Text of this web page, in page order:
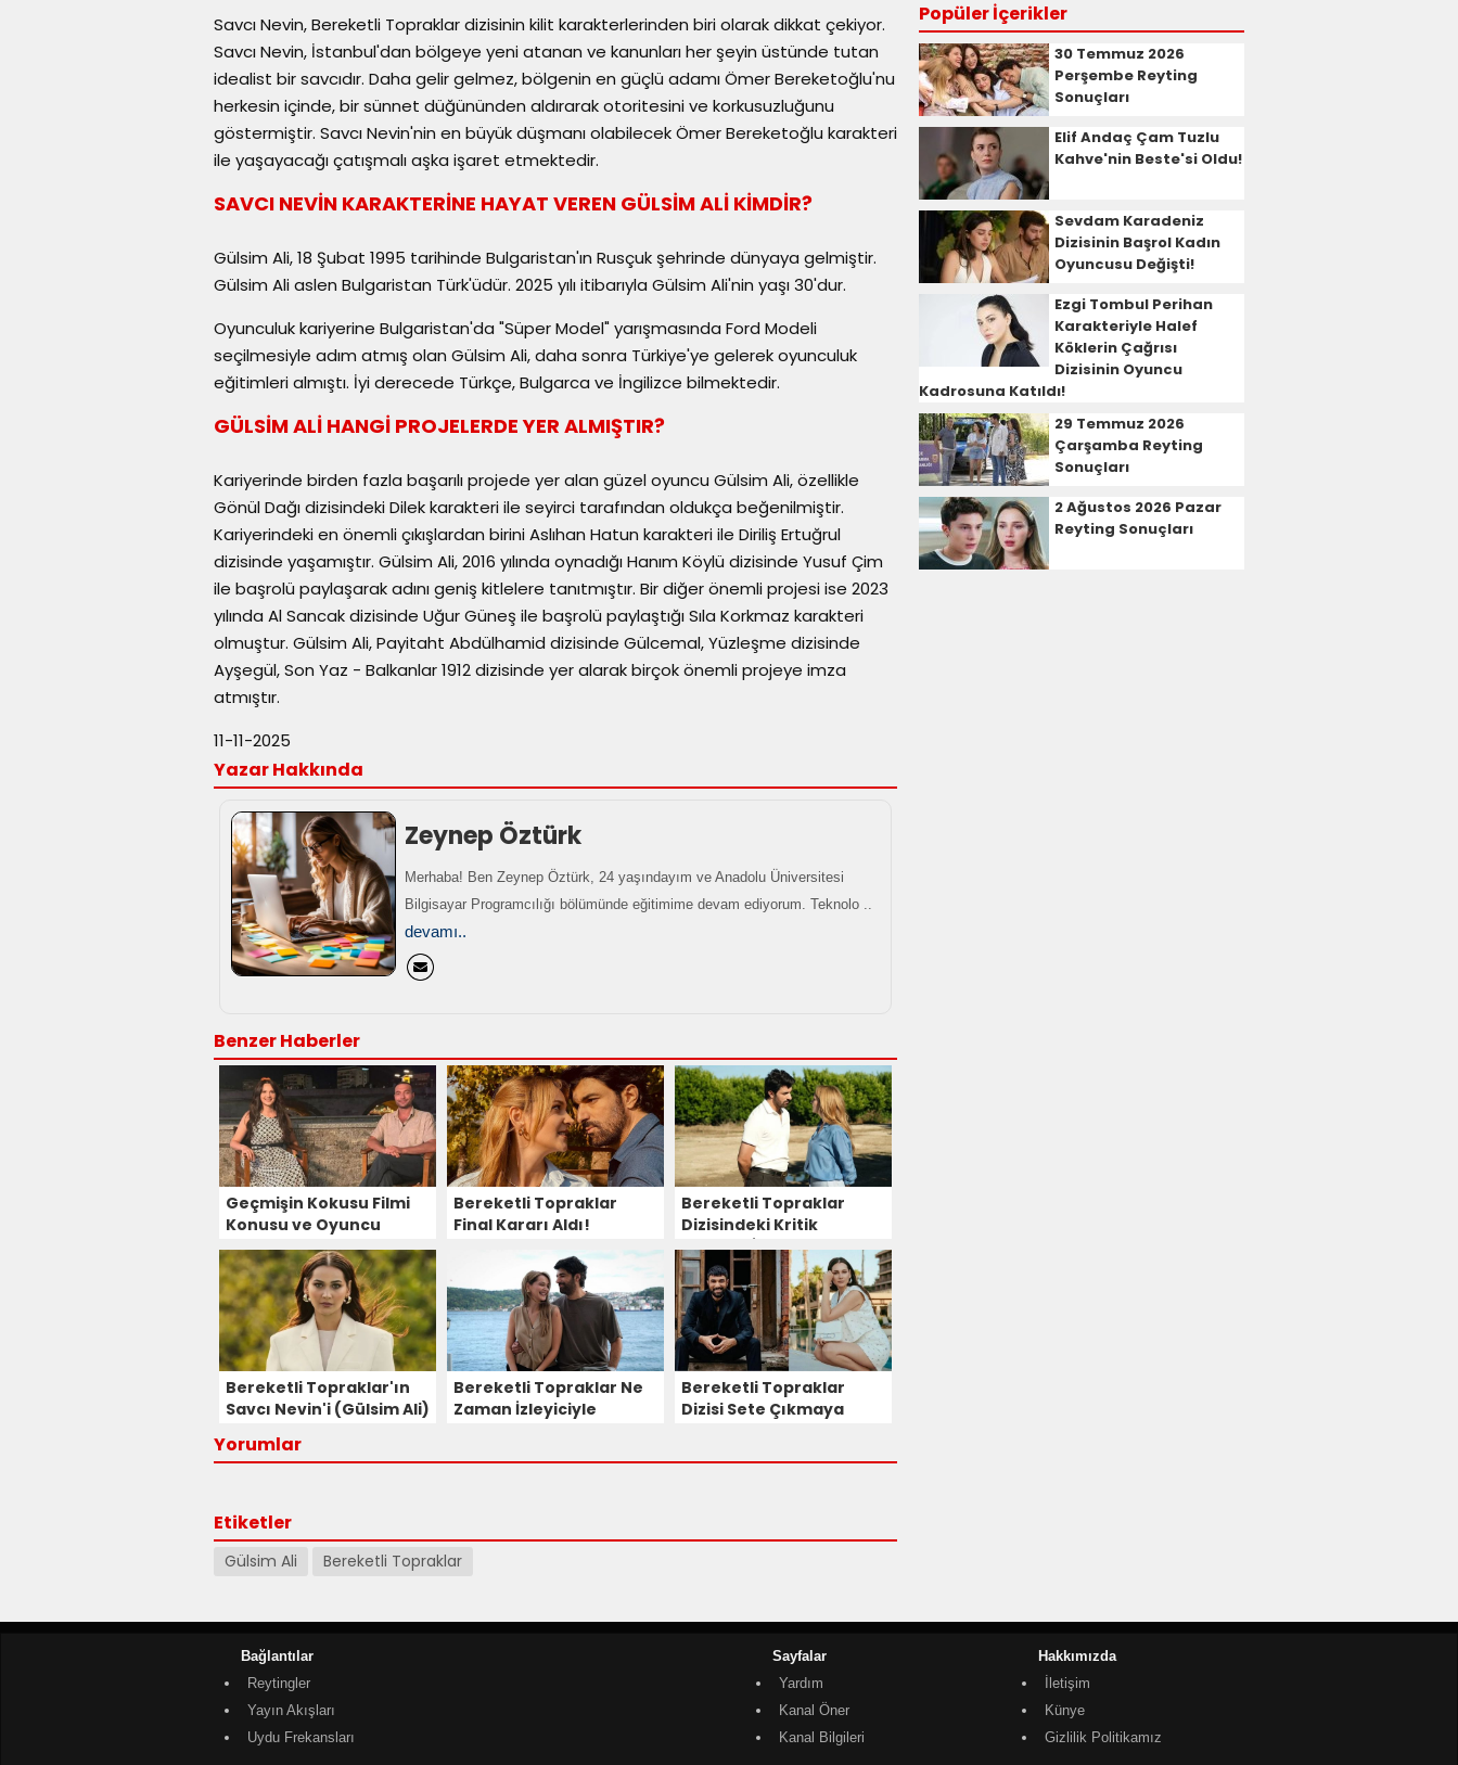
Savcı Nevin, Bereketli Topraklar dizisinin kilit karakterlerinden biri olarak dikkat çekiyor.
Savcı Nevin, İstanbul'dan bölgeye yeni atanan ve kanunları her şeyin üstünde tutan
idealist bir savcıdır. Daha gelir gelmez, bölgenin en güçlü adamı Ömer Bereketoğlu'nu
herkesin içinde, bir sünnet düğününden aldırarak otoritesini ve korkusuzluğunu
göstermiştir. Savcı Nevin'nin en büyük düşmanı olabilecek Ömer Bereketoğlu karakteri
ile yaşayacağı çatışmalı aşka işaret etmektedir.
SAVCI NEVİN KARAKTERİNE HAYAT VEREN GÜLSİM ALİ KİMDİR?
Gülsim Ali, 18 Şubat 1995 tarihinde Bulgaristan'ın Rusçuk şehrinde dünyaya gelmiştir.
Gülsim Ali aslen Bulgaristan Türk'üdür. 2025 yılı itibarıyla Gülsim Ali'nin yaşı 30'dur.
Oyunculuk kariyerine Bulgaristan'da "Süper Model" yarışmasında Ford Modeli
seçilmesiyle adım atmış olan Gülsim Ali, daha sonra Türkiye'ye gelerek oyunculuk
eğitimleri almıştı. İyi derecede Türkçe, Bulgarca ve İngilizce bilmektedir.
GÜLSİM ALİ HANGİ PROJELERDE YER ALMIŞTIR?
Kariyerinde birden fazla başarılı projede yer alan güzel oyuncu Gülsim Ali, özellikle
Gönül Dağı dizisindeki Dilek karakteri ile seyirci tarafından oldukça beğenilmiştir.
Kariyerindeki en önemli çıkışlardan birini Aslıhan Hatun karakteri ile Diriliş Ertuğrul
dizisinde yaşamıştır. Gülsim Ali, 2016 yılında oynadığı Hanım Köylü dizisinde Yusuf Çim
ile başrolü paylaşarak adını geniş kitlelere tanıtmıştır. Bir diğer önemli projesi ise 2023
yılında Al Sancak dizisinde Uğur Güneş ile başrolü paylaştığı Sıla Korkmaz karakteri
olmuştur. Gülsim Ali, Payitaht Abdülhamid dizisinde Gülcemal, Yüzleşme dizisinde
Ayşegül, Son Yaz - Balkanlar 1912 dizisinde yer alarak birçok önemli projeye imza
atmıştır.
11-11-2025
Yazar Hakkında
Zeynep Öztürk
Merhaba! Ben Zeynep Öztürk, 24 yaşındayım ve Anadolu Üniversitesi
Bilgisayar Programcılığı bölümünde eğitimime devam ediyorum. Teknolo ..
devamı..
Benzer Haberler
Geçmişin Kokusu Filmi
Konusu ve Oyuncu
Kadrosu
Bereketli Topraklar
Final Kararı Aldı!
Bereketli Topraklar
Dizisindeki Kritik
Değişim İzleyiciyi Şoka
Uğrattı!
Bereketli Topraklar'ın
Savcı Nevin'i (Gülsim Ali)
Bereketli Topraklar Ne
Zaman İzleyiciyle
Bereketli Topraklar
Dizisi Sete Çıkmaya
Yorumlar
Etiketler
Gülsim Ali Bereketli Topraklar
Popüler İçerikler
30 Temmuz 2026
Perşembe Reyting
Sonuçları
Elif Andaç Çam Tuzlu
Kahve'nin Beste'si Oldu!
Sevdam Karadeniz
Dizisinin Başrol Kadın
Oyuncusu Değişti!
Ezgi Tombul Perihan
Karakteriyle Halef
Köklerin Çağrısı
Dizisinin Oyuncu
Kadrosuna Katıldı!
29 Temmuz 2026
Çarşamba Reyting
Sonuçları
2 Ağustos 2026 Pazar
Reyting Sonuçları
Bağlantılar
Reytingler
Yayın Akışları
Uydu Frekansları
Sayfalar
Yardım
Kanal Öner
Kanal Bilgileri
Hakkımızda
İletişim
Künye
Gizlilik Politikamız